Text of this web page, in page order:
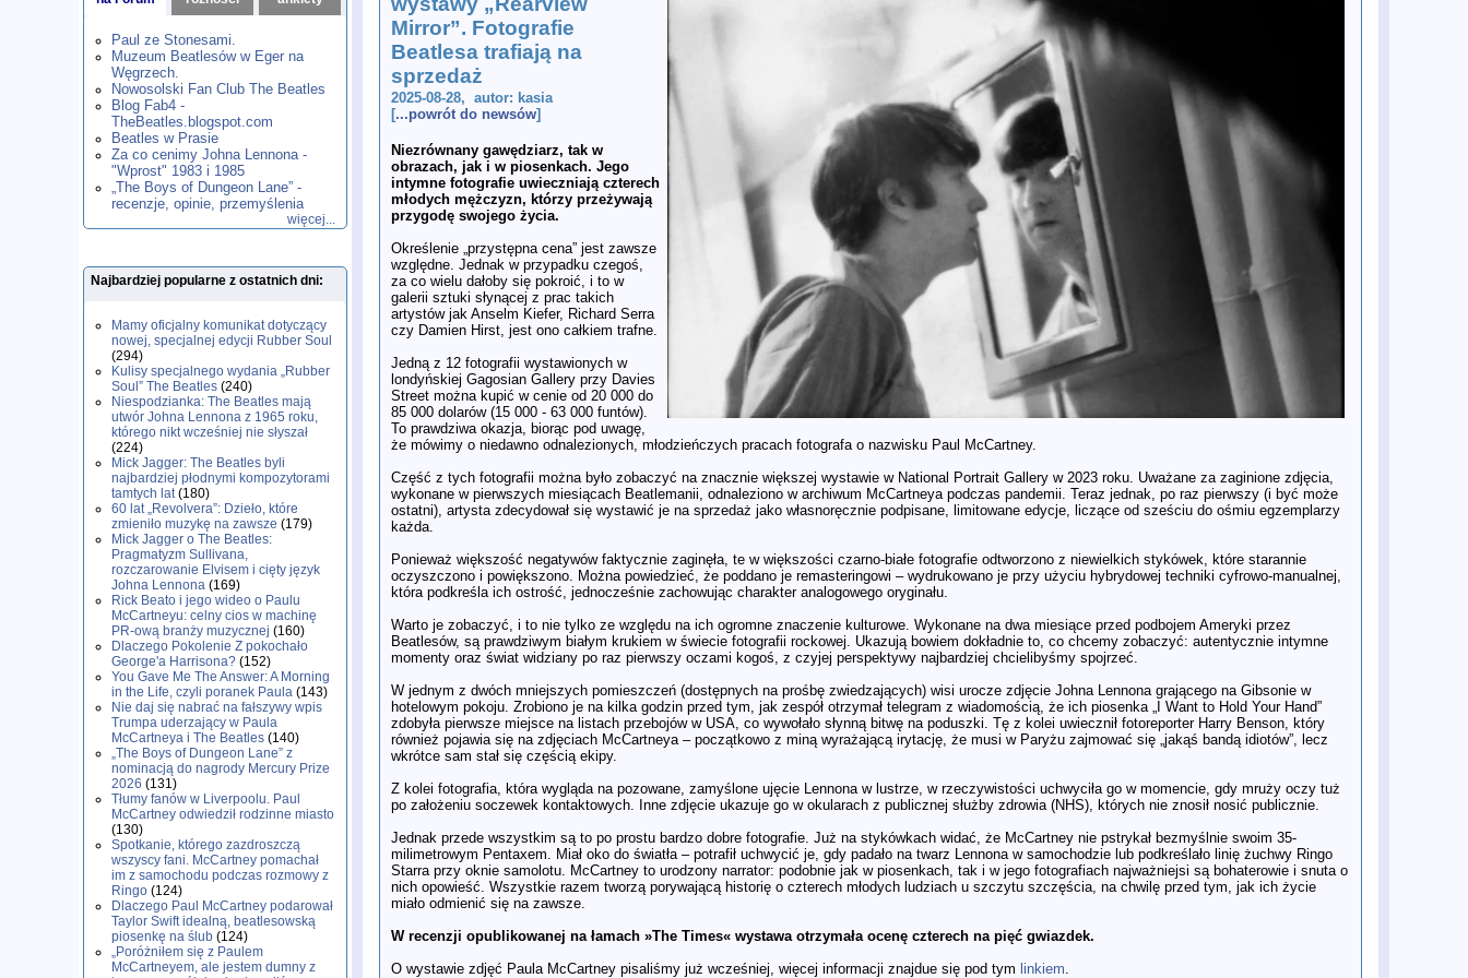
,1982,1983 ,1984,
1985, 1986,1987,1988
1990,1991 ,1992,1993 ,1994,
1995,1996, 1999
2000,2001,2002 ,2003,2004,
2005,2006, 2007
2010,2011,2012,2013,2014
2015,2016, 2017,
2020,2021,2022,2023,2024 ,
2025,2026
16 gru
Me Love (Give Me Peace on Earth)"
16 gru
odkrycia w sprawie Paula
McCartneya
Paul McCartney wspomina Roba
Reinera
Moje dwie rozmowy z Seanem Ono
Lennonem
8 gru
Fotograf Allan Tannenbaum
wspomina ostatnie tygodnie życia
Johna Lennona
6 gru
British Library zaprasza na „The
Beatles at Stowe School” – odsłuch i
spotkanie z gośćmi
4 gru
The Rest Is History: Kompletna
historia The Beatles z Conanem
4 gru
The Rest Is History: Kompletna
historia The Beatles z Conanem
O’Brienem (Część II)
Siostrzenica Pete'a Besta z
kluczową rolą w filmach o The
Beatles u Sama Mendesa
3 gru
MOJO śledzi kulisy powstania
3 gru
Serial biograficzny o The Beatles
„Hamburg Days” trafi na BBC
iPlayer oraz BBC One
1 gru
Laureat Oscara, film „WAR IS
premierę
26 lis
John Lennon w nieznanych
Ono autorstwa Davida Sheffa
26 lis
Dziewięć odkryć z nowego,
26 lis
The Beatles Anthology: nieudolnie
sklejony „nowy odcinek” wydaje się
kompletnie bezcelowy
26 lis
Analiza odcinka Anthology 9.
"Anthology" zdefiniowało historię
The Beatles
nowej „Anthology 4”
26 lis
Książka Iana Lesliego „John & Paul.
The Beatles i muzyczne love story”
trafi w przyszłym tygodniu do
Paul ze Stonesami.
Muzeum Beatlesów w Eger na
Węgrzech.
Nowosolski Fan Club The Beatles
Blog Fab4 -
TheBeatles.blogspot.com
Beatles w Prasie
Za co cenimy Johna Lennona -
"Wprost" 1983 i 1985
„The Boys of Dungeon Lane” -
recenzje, opinie, przemyślenia
więcej...
Najbardziej popularne z ostatnich dni:
Mamy oficjalny komunikat dotyczący
nowej, specjalnej edycji Rubber Soul
(294)
Kulisy specjalnego wydania „Rubber
Soul” The Beatles (240)
Niespodzianka: The Beatles mają
utwór Johna Lennona z 1965 roku,
którego nikt wcześniej nie słyszał
(224)
Mick Jagger: The Beatles byli
najbardziej płodnymi kompozytorami
tamtych lat(180)
60 lat „Revolvera”: Dzieło, które
zmieniło muzykę na zawsze (179)
Mick Jagger o The Beatles:
Pragmatyzm Sullivana,
rozczarowanie Elvisem i cięty język
Johna Lennona (169)
Rick Beato i jego wideo o Paulu
McCartneyu: celny cios w machinę
PR-ową branży muzycznej (160)
Dlaczego Pokolenie Z pokochało
George'a Harrisona? (152)
You Gave Me The Answer: A Morning
in the Life, czyli poranek Paula (143)
Nie daj się nabrać na fałszywy wpis
Trumpa uderzający w Paula
McCartneya i The Beatles (140)
„The Boys of Dungeon Lane” z
nominacją do nagrody Mercury Prize
2026 (131)
Tłumy fanów w Liverpoolu. Paul
McCartney odwiedził rodzinne miasto
(130)
Spotkanie, którego zazdroszczą
wszyscy fani. McCartney pomachał
im z samochodu podczas rozmowy z
Ringo (124)
Dlaczego Paul McCartney podarował
Taylor Swift idealną, beatlesowską
piosenkę na ślub (124)
„Poróżniłem się z Paulem
McCartneyem, ale jestem dumny z
Mirror”. Fotografie
Beatlesa trafiają na
sprzedaż
2025-08-28, autor: kasia
[...powrót do newsów]
Niezrównany gawędziarz, tak w
obrazach, jak i w piosenkach. Jego
intymne fotografie uwieczniają czterech
młodych mężczyzn, którzy przeżywają
przygodę swojego życia.
Określenie „przystępna cena” jest zawsze
względne. Jednak w przypadku czegoś,
za co wielu dałoby się pokroić, i to w
galerii sztuki słynącej z prac takich
artystów jak Anselm Kiefer, Richard Serra
czy Damien Hirst, jest ono całkiem trafne.
Jedną z 12 fotografii wystawionych w
londyńskiej Gagosian Gallery przy Davies
Street można kupić w cenie od 20 000 do
85 000 dolarów (15 000 - 63 000 funtów).
To prawdziwa okazja, biorąc pod uwagę,
że mówimy o niedawno odnalezionych, młodzieńczych pracach fotografa o nazwisku Paul McCartney.
Część z tych fotografii można było zobaczyć na znacznie większej wystawie w National Portrait Gallery w 2023 roku. Uważane za zaginione zdjęcia,
wykonane w pierwszych miesiącach Beatlemanii, odnaleziono w archiwum McCartneya podczas pandemii. Teraz jednak, po raz pierwszy (i być może
ostatni), artysta zdecydował się wystawić je na sprzedaż jako własnoręcznie podpisane, limitowane edycje, liczące od sześciu do ośmiu egzemplarzy
każda.
Ponieważ większość negatywów faktycznie zaginęła, te w większości czarno-białe fotografie odtworzono z niewielkich stykówek, które starannie
oczyszczono i powiększono. Można powiedzieć, że poddano je remasteringowi – wydrukowano je przy użyciu hybrydowej techniki cyfrowo-manualnej,
która podkreśla ich ostrość, jednocześnie zachowując charakter analogowego oryginału.
Warto je zobaczyć, i to nie tylko ze względu na ich ogromne znaczenie kulturowe. Wykonane na dwa miesiące przed podbojem Ameryki przez
Beatlesów, są prawdziwym białym krukiem w świecie fotografii rockowej. Ukazują bowiem dokładnie to, co chcemy zobaczyć: autentycznie intymne
momenty oraz świat widziany po raz pierwszy oczami kogoś, z czyjej perspektywy najbardziej chcielibyśmy spojrzeć.
W jednym z dwóch mniejszych pomieszczeń (dostępnych na prośbę zwiedzających) wisi urocze zdjęcie Johna Lennona grającego na Gibsonie w
hotelowym pokoju. Zrobiono je na kilka godzin przed tym, jak zespół otrzymał telegram z wiadomością, że ich piosenka „I Want to Hold Your Hand”
zdobyła pierwsze miejsce na listach przebojów w USA, co wywołało słynną bitwę na poduszki. Tę z kolei uwiecznił fotoreporter Harry Benson, który
również pojawia się na zdjęciach McCartneya – początkowo z miną wyrażającą irytację, że musi w Paryżu zajmować się „jakąś bandą idiotów”, lecz
wkrótce sam stał się częścią ekipy.
Z kolei fotografia, która wygląda na pozowane, zamyślone ujęcie Lennona w lustrze, w rzeczywistości uchwyciła go w momencie, gdy mruży oczy tuż
po założeniu soczewek kontaktowych. Inne zdjęcie ukazuje go w okularach z publicznej służby zdrowia (NHS), których nie znosił nosić publicznie.
Jednak przede wszystkim są to po prostu bardzo dobre fotografie. Już na stykówkach widać, że McCartney nie pstrykał bezmyślnie swoim 35-
milimetrowym Pentaxem. Miał oko do światła – potrafił uchwycić je, gdy padało na twarz Lennona w samochodzie lub podkreślało linię żuchwy Ringo
Starra przy oknie samolotu. McCartney to urodzony narrator: podobnie jak w piosenkach, tak i w jego fotografiach najważniejsi są bohaterowie i snuta o
nich opowieść. Wszystkie razem tworzą porywającą historię o czterech młodych ludziach u szczytu szczęścia, na chwilę przed tym, jak ich życie
miało odmienić się na zawsze.
W recenzji opublikowanej na łamach »The Times« wystawa otrzymała ocenę czterech na pięć gwiazdek.
O wystawie zdjęć Paula McCartney pisaliśmy już wcześniej, więcej informacji znajdue się pod tym linkiem